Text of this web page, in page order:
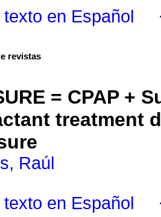
texto en Español
revistas
= CPAP +
treatment
Raúl
texto en Español